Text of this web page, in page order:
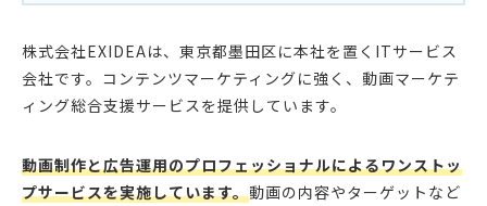
株式会社EXIDEAは、東京都墨田区に本社を置くITサービス
会社です。コンテンツマーケティングに強く、動画マーケテ
ィング総合支援サービスを提供しています。
動画制作と広告運用のプロフェッショナルによるワンストッ
プサービスを実施しています。動画の内容やターゲットなど